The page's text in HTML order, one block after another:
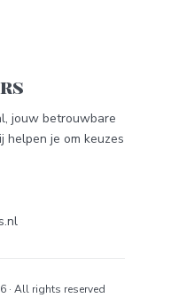
jouw betrouwbare
helpen je om keuzes
· All rights reserved